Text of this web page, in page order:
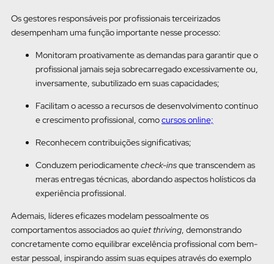
Os gestores responsáveis por profissionais terceirizados
desempenham uma função importante nesse processo:
Monitoram proativamente as demandas para garantir que o
profissional jamais seja sobrecarregado excessivamente ou,
inversamente, subutilizado em suas capacidades;
Facilitam o acesso a recursos de desenvolvimento contínuo
e crescimento profissional, comocursos online;
Reconhecem contribuições significativas;
Conduzem periodicamentecheck-insque transcendem as
meras entregas técnicas, abordando aspectos holísticos da
experiência profissional.
Ademais, líderes eficazes modelam pessoalmente os
comportamentos associados aoquiet thriving, demonstrando
concretamente como equilibrar excelência profissional com bem-
estar pessoal, inspirando assim suas equipes através do exemplo